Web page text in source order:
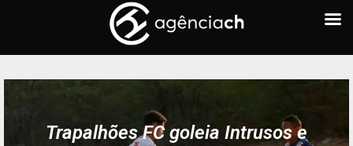
Trapalhões FC goleia Intrusos e